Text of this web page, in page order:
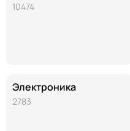
10474
Электроника
2783